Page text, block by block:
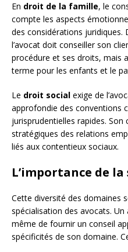
En droit de la famille, le
compte les aspects
des considérations juridiques.
l’avocat doit conseiller son
procédure et ses droits, mais
terme pour les enfants et le
Le droit social exige de
approfondie des conventions
jurisprudentielles rapides.
stratégiques des relations
liés aux contentieux sociaux.
L’importance de
Cette diversité des domaines
spécialisation des avocats.
même de fournir un conseil
spécificités de son domaine.